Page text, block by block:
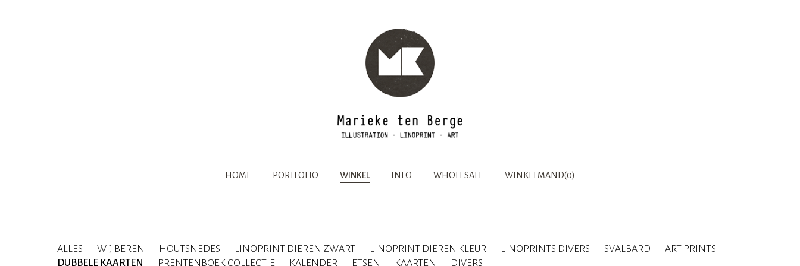
HOME PORTFOLIO WINKEL INFO WHOLESALE WINKELMAND(0)
ALLES WIJ BEREN HOUTSNEDES LINOPRINT DIEREN ZWART LINOPRINT DIEREN KLEUR LINOPRINTS DIVERS SVALBARD
ART PRINTS
DUBBELE KAARTEN
PRENTENBOEK COLLECTIE KALENDER ETSEN KAARTEN DIVERS